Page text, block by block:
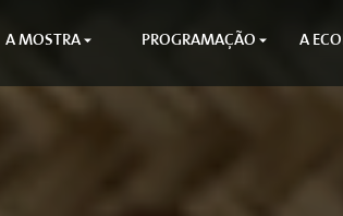
A MOSTRA PROGRAMAÇÃO A